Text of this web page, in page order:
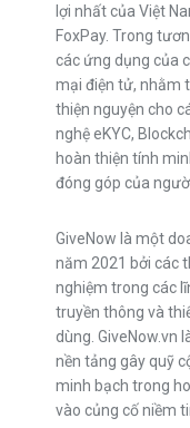
lợi nhất của Việt
FoxPay. Trong
các ứng dụng của
mại điện tử, nhằm
thiện nguyện cho
nghệ eKYC,
hoàn thiện tính
đóng góp của
GiveNow là một
năm 2021 bởi các
nghiệm trong các
truyền thông và
dùng. GiveNow.vn
nền tảng gây quỹ
minh bạch trong
vào củng cố niềm